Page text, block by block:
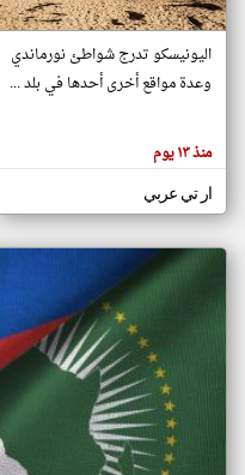
هنا عن
وجهة
كاتبيها.
اليونيسكو تدرج شواطئ نورماندي
وعدة مواقع أخرى أحدها في بلد ...
منذ ١٣ يوم
ار تي عربي